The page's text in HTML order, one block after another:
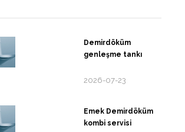
Demirdöküm
genleşme tankı
2026-07-23
Emek Demirdöküm
kombi servisi